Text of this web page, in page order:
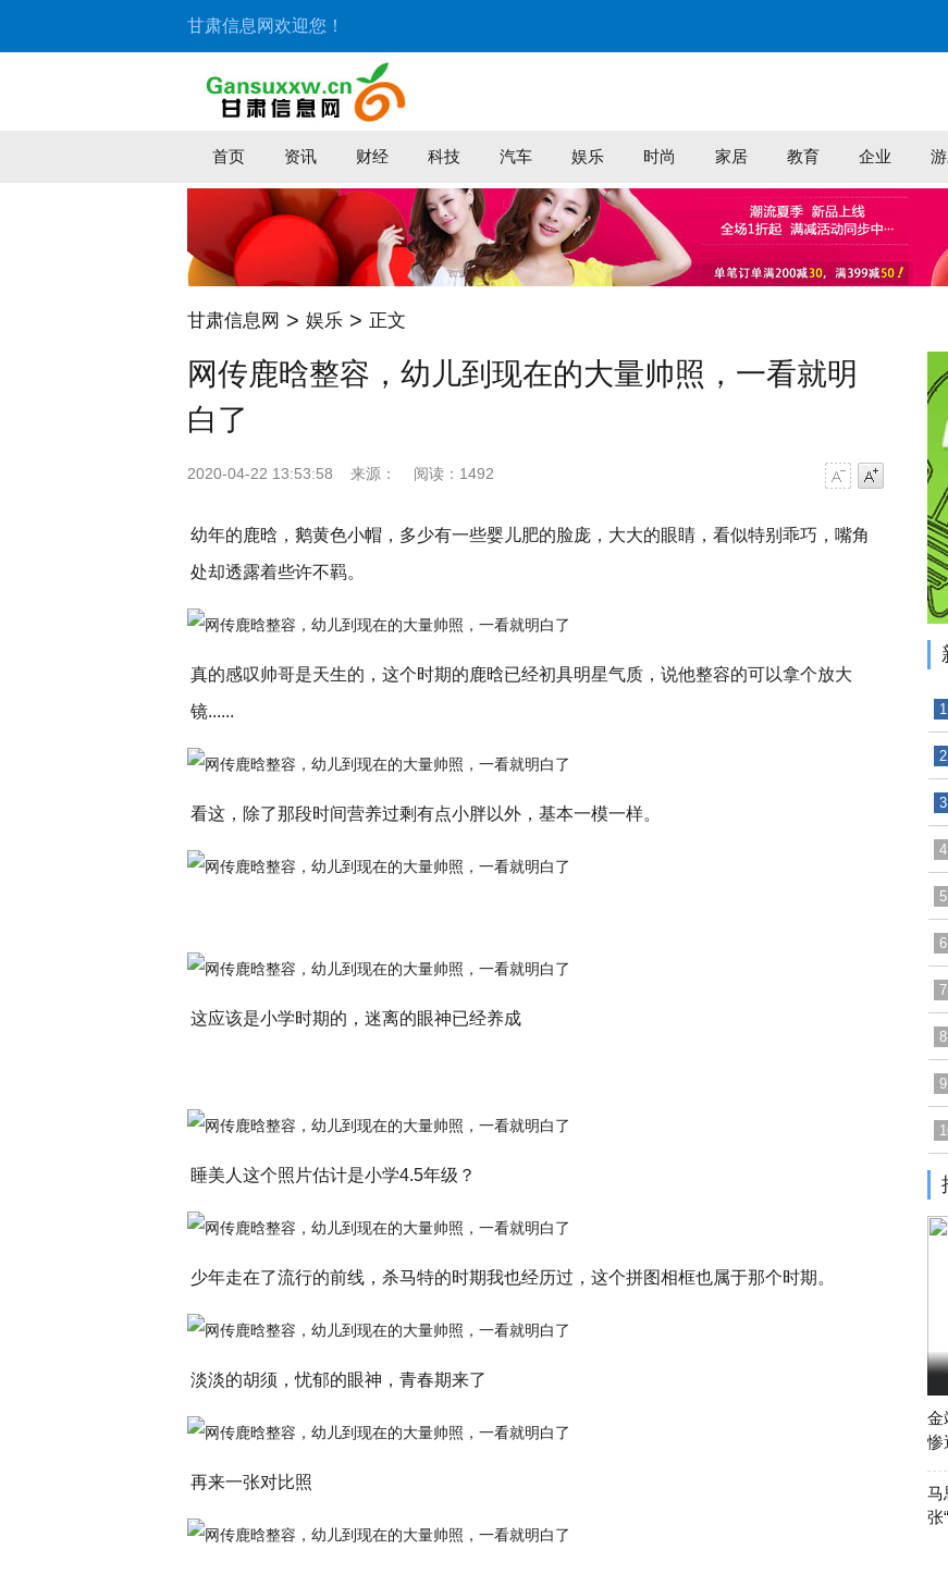
甘肃信息网欢迎您！
首页 资讯 财经 科技 汽车 娱乐 时尚 家居 教育 企业
甘肃信息网 > 娱乐 > 正文
网传鹿晗整容，幼儿到现在的大量帅照，一看就明
白了
2020-04-22 13:53:58 来源： 阅读：1492
幼年的鹿晗，鹅黄色小帽，多少有一些婴儿肥的脸庞，大大的眼睛，看似特别乖巧，嘴角
处却透露着些许不羁。
真的感叹帅哥是天生的，这个时期的鹿晗已经初具明星气质，说他整容的可以拿个放大
镜......
看这，除了那段时间营养过剩有点小胖以外，基本一模一样。
这应该是小学时期的，迷离的眼神已经养成
睡美人这个照片估计是小学4.5年级？
少年走在了流行的前线，杀马特的时期我也经历过，这个拼图相框也属于那个时期。
淡淡的胡须，忧郁的眼神，青春期来了
再来一张对比照
1
2
3
4
5
6
7
8
9
金
惨
马
张